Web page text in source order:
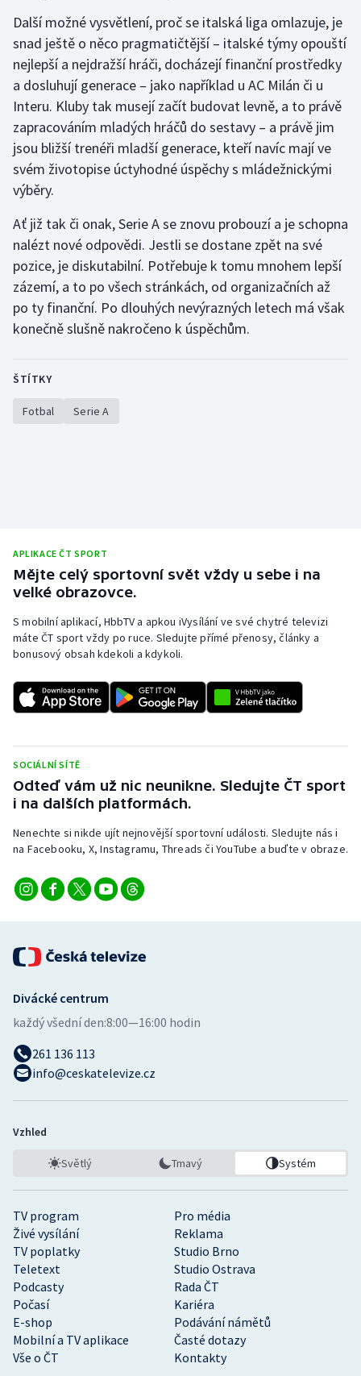
Další možné vysvětlení, proč se italská liga omlazuje, je
snad ještě o něco pragmatičtější – italské týmy opouští
nejlepší a nejdražší hráči, docházejí finanční prostředky
a dosluhují generace – jako například u AC Milán či u
Interu. Kluby tak musejí začít budovat levně, a to právě
zapracováním mladých hráčů do sestavy – a právě jim
jsou bližší trenéři mladší generace, kteří navíc mají ve
svém životopise úctyhodné úspěchy s mládežnickými
výběry.
Ať již tak či onak, Serie A se znovu probouzí a je schopna
nalézt nové odpovědi. Jestli se dostane zpět na své
pozice, je diskutabilní. Potřebuje k tomu mnohem lepší
zázemí, a to po všech stránkách, od organizačních až
po ty finanční. Po dlouhých nevýrazných letech má však
konečně slušně nakročeno k úspěchům.
ŠTÍTKY
Fotbal Serie A
APLIKACE ČT SPORT
Mějte celý sportovní svět vždy u sebe i na
velké obrazovce.
S mobilní aplikací, HbbTV a apkou iVysílání ve své chytré televizi
máte ČT sport vždy po ruce. Sledujte přímé přenosy, články a
bonusový obsah kdekoli a kdykoli.
SOCIÁLNÍ SÍTĚ
Odteď vám už nic neunikne. Sledujte ČT sport
i na dalších platformách.
Nenechte si nikde ujít nejnovější sportovní události. Sledujte nás i
na Facebooku, X, Instagramu, Threads či YouTube a buďte v obraze.
TV program
Pro média
Živé vysílání
Reklama
TV poplatky
Studio Brno
Teletext
Studio Ostrava
Podcasty
Rada ČT
Počasí
Kariéra
E-shop
Podávání námětů
Mobilní a TV aplikace
Časté dotazy
Vše o ČT
Kontakty
Divácké centrum
každý všední den:8:00—16:00 hodin
261 136 113
info@ceskatelevize.cz
Vzhled
Světlý Tmavý Systém